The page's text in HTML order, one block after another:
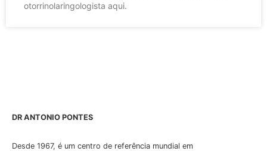
otorrinolaringologista aqui.
DR ANTONIO PONTES
Desde 1967, é um centro de referência mundial em